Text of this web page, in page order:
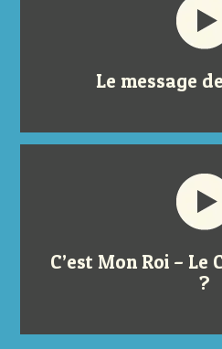
Le message
C’est Mon Roi – Le
?